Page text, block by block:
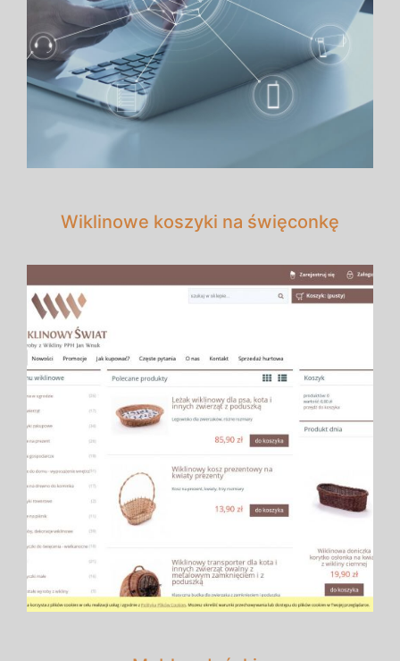
Wiklinowe koszyki na święconkę